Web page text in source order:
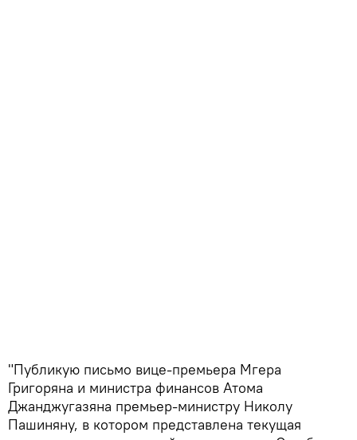
"Публикую письмо вице-премьера Мгера
Григоряна и министра финансов Атома
Джанджугазяна премьер-министру Николу
Пашиняну, в котором представлена текущая